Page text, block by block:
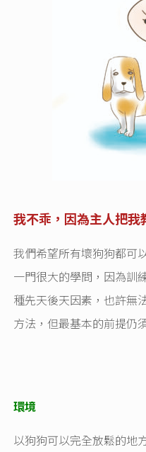
我不乖，因為主人把我
我們希望所有壞狗狗都可
一門很大的學問，因為訓
種先天後天因素，也許無
方法，但最基本的前提仍
環境
以狗狗可以完全放鬆的地